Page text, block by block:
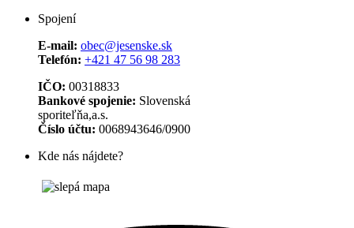
Spojení
E-mail: obec@jesenske.sk
Telefón: +421 47 56 98 283
IČO: 00318833
Bankové spojenie: Slovenská
sporiteľňa,a.s.
Číslo účtu: 0068943646/0900
Kde nás nájdete?